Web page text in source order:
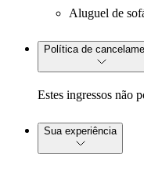
Aluguel de
Política de
Estes ingressos não
Sua experiência